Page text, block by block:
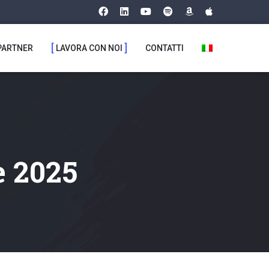
LAVORA CON NOI CONTATTI
2025